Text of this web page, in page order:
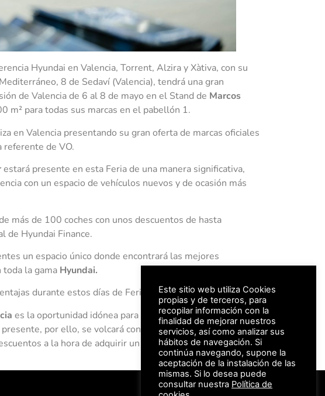
Hyundai en Valencia, Torrent, Alzira y Xàtiva, con su
8 de Sedaví (Valencia), tendrá una gran
de Valencia de 6 al 8 de mayo en el Stand de Marcos
m² para todas sus marcas en el pabellón 1.
en Valencia presentando su gran oferta de marcas oficiales
referente de VO.
estará presente en esta Feria de una manera significativa,
con un espacio de vehículos nuevos y de ocasión más
más de 100 coches con unos descuentos de hasta
de Hyundai Finance.
un espacio único donde encontrará las mejores
la gama Hyundai.
durante estos días de Feria.
es la oportunidad idónea para cambiar de vehículo y desde
por ello, se volcará con gran esfuerzo para ofrecer
a la hora de adquirir un vehículo.
#FeriaAutomovil25
Este sitio web utiliza Cookies
propias y de terceros, para
recopilar información con la
finalidad de mejorar nuestros
servicios, así como analizar sus
hábitos de navegación. Si
continúa navegando, supone la
aceptación de la instalación de las
mismas. Si lo desea puede
consultar nuestra Política de